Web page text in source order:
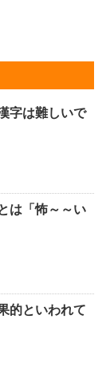
字は難しいで
は「怖～～い
的といわれて